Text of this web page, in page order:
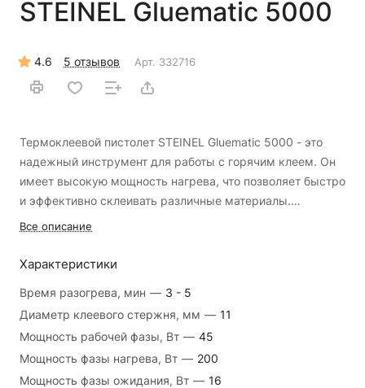
STEINEL Gluematic 5000
4.6 5 отзывов Арт. 332716
Термоклеевой пистолет STEINEL Gluematic 5000 - это
надежный инструмент для работы с горячим клеем. Он
имеет высокую мощность нагрева, что позволяет быстро
и эффективно склеивать различные материалы.
Пистолет оснащен удобной эргономичной рукояткой,
руке и позволяет комфортно работать в течение
специальным механизмом, который предотвращает
протекание клея и обеспечивает точность нанесения.
Благодаря этому инструменту можно получить четкие и
аккуратные швы. Пистолет имеет быстрый нагрев и
готов к работе всего за несколько минут. Он также
Все описание
Характеристики
Время разогрева, мин — 3 - 5
Диаметр клеевого стержня, мм — 11
Мощность рабочей фазы, Вт — 45
Мощность фазы нагрева, Вт — 200
Мощность фазы ожидания, Вт — 16